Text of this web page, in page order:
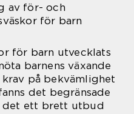
av för- och
för barn
för barn utvecklats
barnens växande
på bekvämlighet
det begränsade
det ett brett utbud